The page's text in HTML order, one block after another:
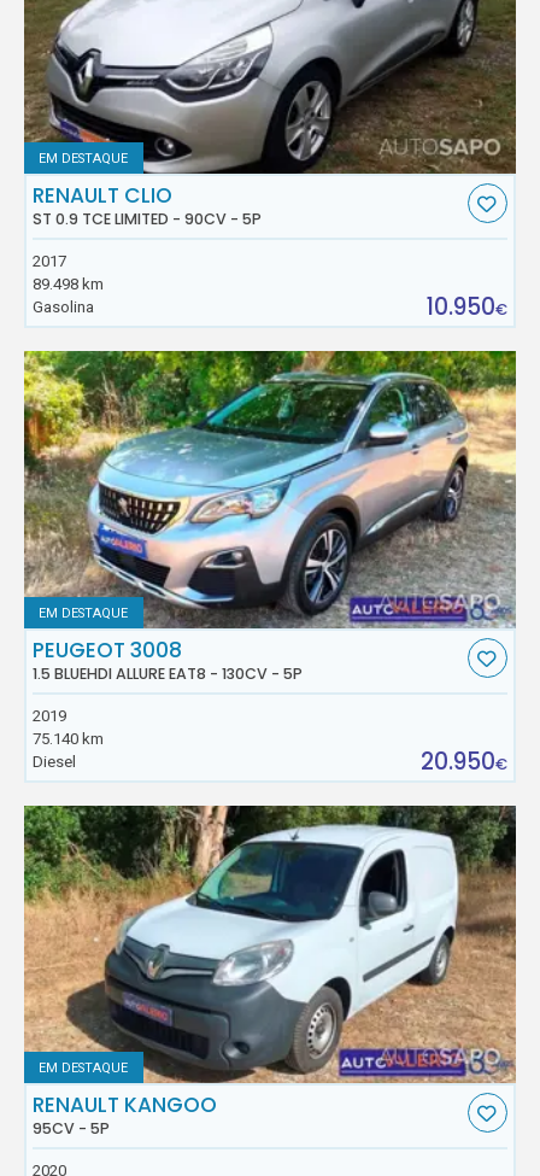
EM DESTAQUE
RENAULT CLIO
ST 0.9 TCE LIMITED - 90CV - 5P
2017
89.498 km
Gasolina
10.950€
EM DESTAQUE
PEUGEOT 3008
1.5 BLUEHDI ALLURE EAT8 - 130CV - 5P
2019
75.140 km
Diesel
20.950€
EM DESTAQUE
RENAULT KANGOO
95CV - 5P
2020